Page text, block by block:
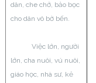
dân, che chở, bảo bọc
cho dân vô bờ bến.
Việc lớn, người
lớn, cha nuôi, vú nuôi,
giáo học, nhà sư, kẻ